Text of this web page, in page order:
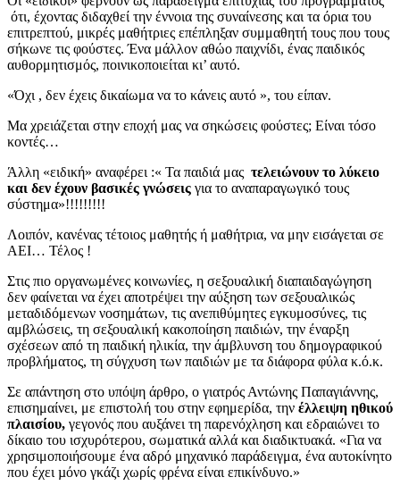
ότι, έχοντας διδαχθεί την έννοια της συναίνεσης και τα όρια του
επιτρεπτού, μικρές μαθήτριες επέπληξαν συμμαθητή τους που τους
σήκωνε τις φούστες. Ένα μάλλον αθώο παιχνίδι, ένας παιδικός
αυθορμητισμός, ποινικοποιείται κι’ αυτό.
«Όχι , δεν έχεις δικαίωμα να το κάνεις αυτό », του είπαν.
Μα χρειάζεται στην εποχή μας να σηκώσεις φούστες; Είναι τόσο
κοντές…
Άλλη «ειδική» αναφέρει :« Τα παιδιά μας τελειώνουν το λύκειο
και δεν έχουν βασικές γνώσεις για το αναπαραγωγικό τους
σύστημα»!!!!!!!!!
Λοιπόν, κανένας τέτοιος μαθητής ή μαθήτρια, να μην εισάγεται σε
ΑΕΙ… Τέλος !
Στις πιο οργανωμένες κοινωνίες, η σεξουαλική διαπαιδαγώγηση
δεν φαίνεται να έχει αποτρέψει την αύξηση των σεξουαλικώς
μεταδιδόμενων νοσημάτων, τις ανεπιθύμητες εγκυμοσύνες, τις
αμβλώσεις, τη σεξουαλική κακοποίηση παιδιών, την έναρξη
σχέσεων από τη παιδική ηλικία, την άμβλυνση του δημογραφικού
προβλήματος, τη σύγχυση των παιδιών με τα διάφορα φύλα κ.ό.κ.
Σε απάντηση στο υπόψη άρθρο, ο γιατρός Αντώνης Παπαγιάννης,
επισημαίνει, με επιστολή του στην εφημερίδα, την έλλειψη ηθικού
πλαισίου, γεγονός που αυξάνει τη παρενόχληση και εδραιώνει το
δίκαιο του ισχυρότερου, σωματικά αλλά και διαδικτυακά. «Για να
χρησιμοποιήσουμε ένα αδρό μηχανικό παράδειγμα, ένα αυτοκίνητο
που έχει µόνο γκάζι χωρίς φρένα είναι επικίνδυνο.»